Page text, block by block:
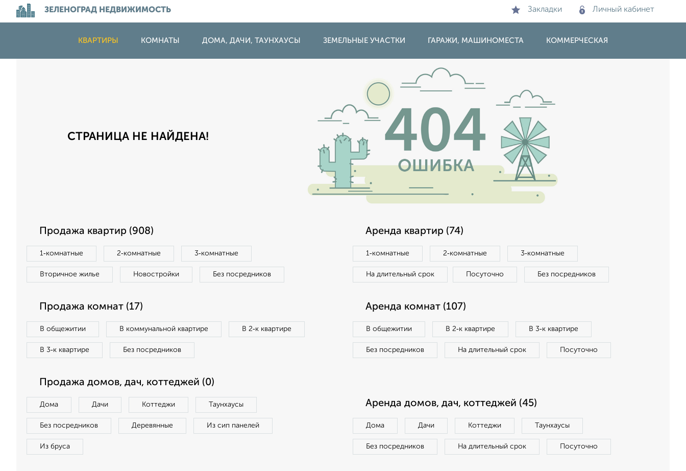
ЗЕЛЕНОГРАД НЕДВИЖИМОСТЬ Закладки Личный кабинет
КВАРТИРЫ КОМНАТЫ ДОМА, ДАЧИ, ТАУНХАУСЫ ЗЕМЕЛЬНЫЕ УЧАСТКИ ГАРАЖИ, МАШИНОМЕСТА КОММЕРЧЕСКАЯ
СТРАНИЦА НЕ НАЙДЕНА!
Продажа квартир (908)
1‑комнатные 2‑комнатные 3‑комнатные
Вторичное жилье Новостройки Без посредников
Аренда квартир (74)
1‑комнатные 2‑комнатные 3‑комнатные
На длительный срок Посуточно Без посредников
Продажа комнат (17)
В общежитии В коммунальной квартире В 2‑к квартире
В 3‑к квартире Без посредников
Аренда комнат (107)
В общежитии В 2‑к квартире В 3‑к квартире
Без посредников На длительный срок Посуточно
Продажа домов, дач, коттеджей (0)
Дома Дачи Коттеджи Таунхаусы
Без посредников Деревянные Из сип панелей
Из бруса
Аренда домов, дач, коттеджей (45)
Дома Дачи Коттеджи Таунхаусы
Без посредников На длительный срок Посуточно